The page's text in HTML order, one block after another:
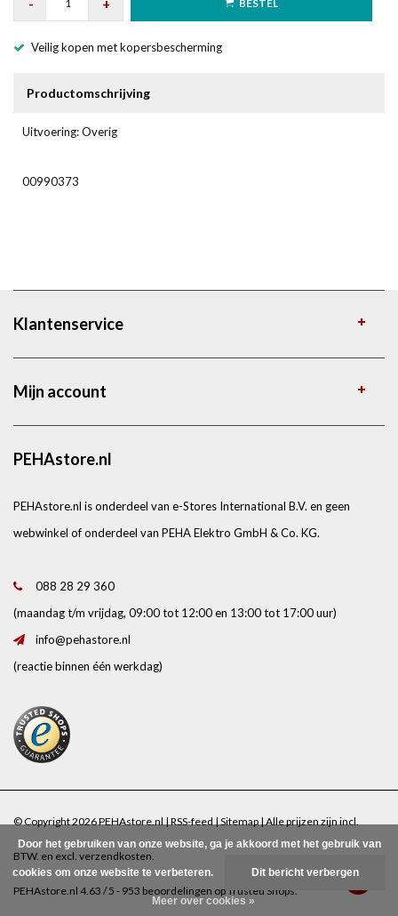
- + BESTEL
Veilig kopen met kopersbescherming
Productomschrijving
Uitvoering: Overig
00990373
Klantenservice
Mijn account
PEHAstore.nl
PEHAstore.nl is onderdeel van e-Stores International B.V. en geen
webwinkel of onderdeel van PEHA Elektro GmbH & Co. KG.
088 28 29 360
(maandag t/m vrijdag, 09:00 tot 12:00 en 13:00 tot 17:00 uur)
info@pehastore.nl
(reactie binnen één werkdag)
© Copyright 2026 PEHAstore.nl | RSS-feed | Sitemap | Alle prijzen zijn incl.
BTW. en excl. verzendkosten
PEHAstore.nl 4.63 /5 - 953 beoordelingen op Trusted Shops
Door het gebruiken van onze website, ga je akkoord met het gebruik van
cookies om onze website te verbeteren. Dit bericht verbergen
Meer over cookies »